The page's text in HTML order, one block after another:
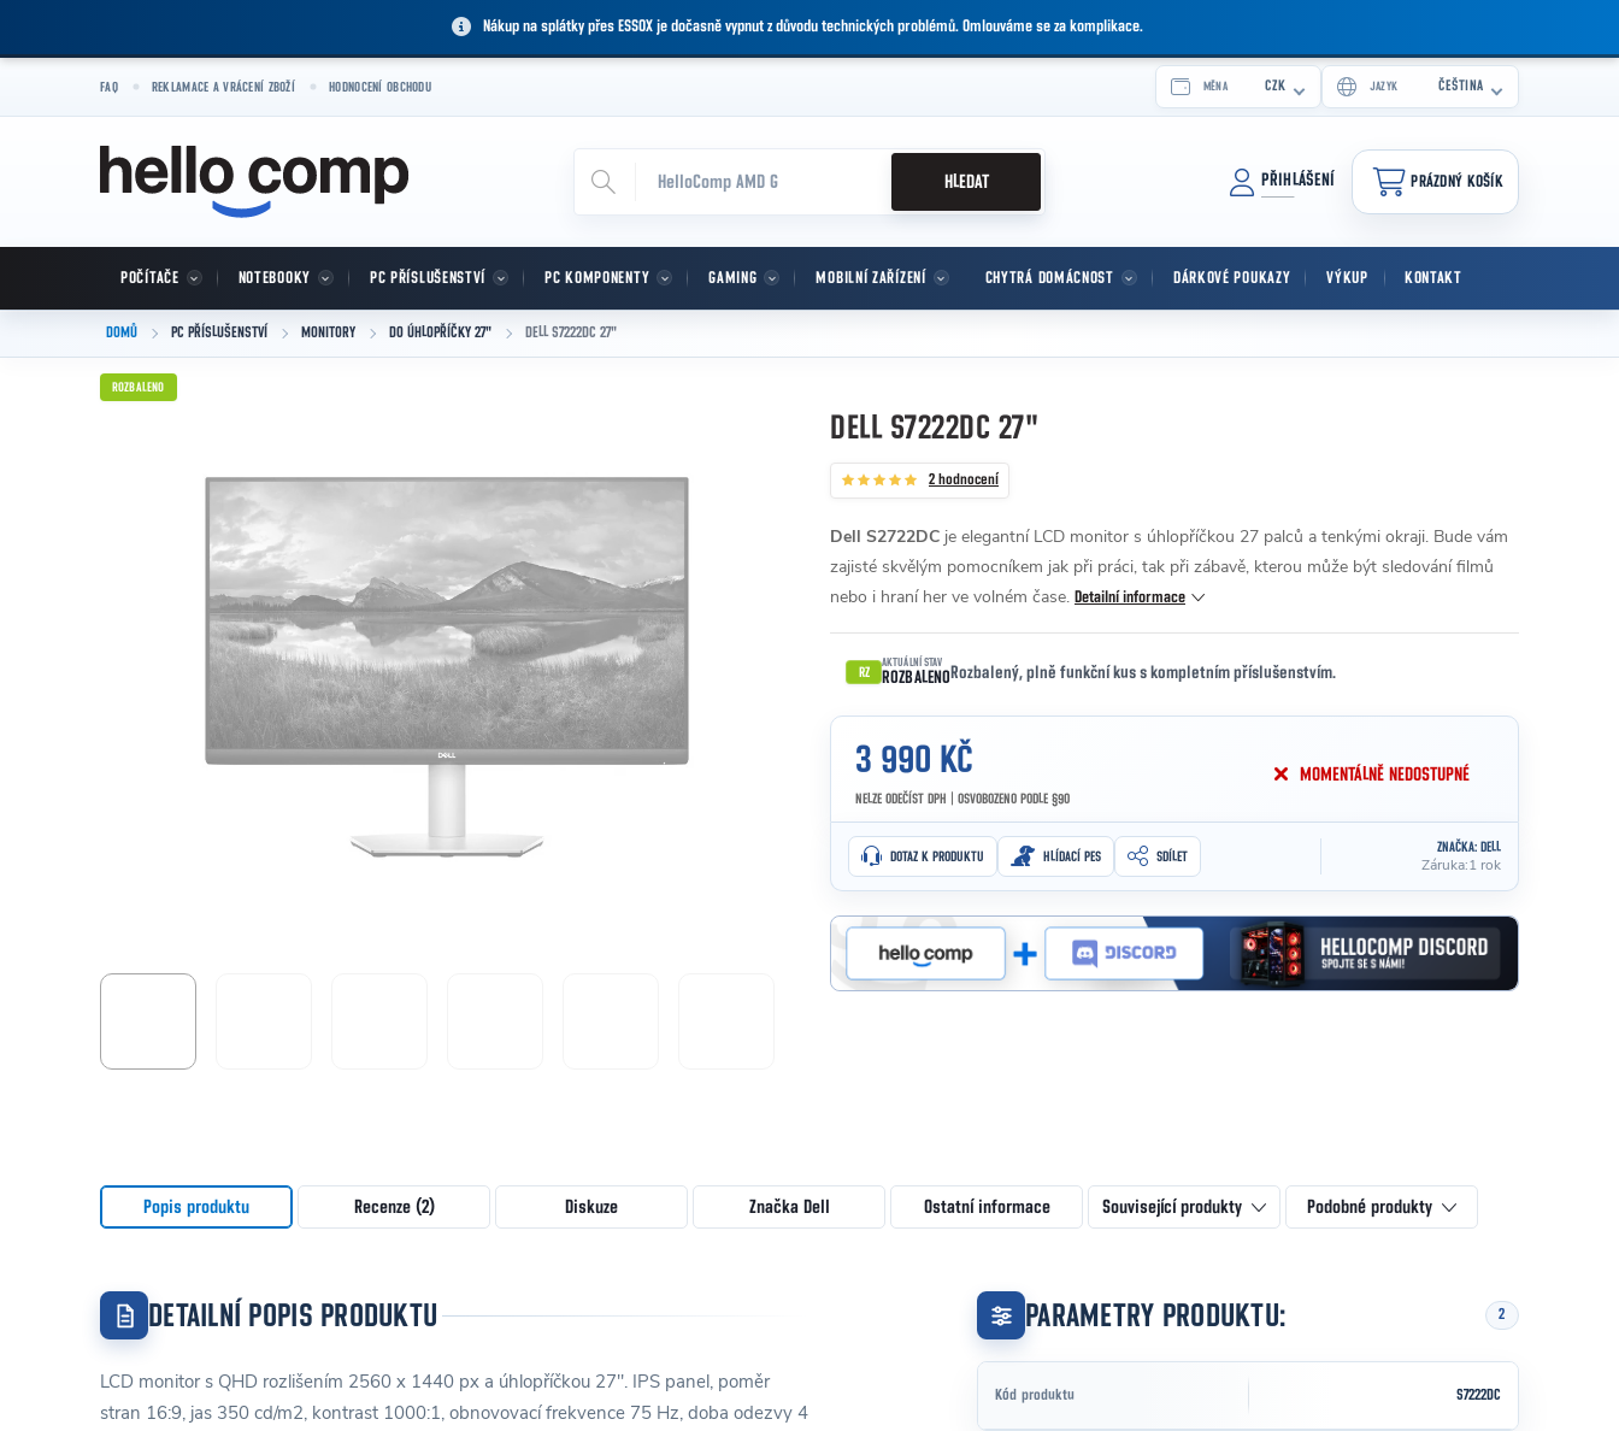
Nákup na splátky přes ESSOX je dočasně vypnut z důvodu technických problémů. Omlouváme se za komplikace.
FAQ REKLAMACE A VRÁCENÍ ZBOŽÍ HODNOCENÍ OBCHODU MĚNA CZK JAZYK ČEŠTINA
HLEDAT PŘIHLÁŠENÍ
NÁKUPNÍ KOŠÍK
PRÁZDNÝ KOŠÍK
POČÍTAČE NOTEBOOKY PC PŘÍSLUŠENSTVÍ PC KOMPONENTY GAMING MOBILNÍ ZAŘÍZENÍ CHYTRÁ DOMÁCNOST DÁRKOVÉ POUKAZY VÝKUP KONTAKT
DOMŮ PC PŘÍSLUŠENSTVÍ MONITORY DO ÚHLOPŘÍČKY 27" DELL S7222DC 27"
ROZBALENO
DELL S7222DC 27"
2 hodnocení
Dell S2722DC je elegantní LCD monitor s úhlopříčkou 27 palců a tenkými okraji. Bude vám
zajisté skvělým pomocníkem jak při práci, tak při zábavě, kterou může být sledování filmů
nebo i hraní her ve volném čase. Detailní informace
RZ
AKTUÁLNÍ STAV
ROZBALENORozbalený, plně funkční kus s kompletním příslušenstvím.
3 990 KČ
NELZE ODEČÍST DPH | OSVOBOZENO PODLE §90
Měrná cena:
MOMENTÁLNĚ NEDOSTUPNÉ
DOTAZ K PRODUKTU HLÍDACÍ PES SDÍLET
ZNAČKA: DELL
Záruka:1 rok
Popis produktu Recenze (2) Diskuze ZnačkaDell Ostatní informace Související produkty Podobné produkty
DETAILNÍ POPIS PRODUKTU
LCD monitor s QHD rozlišením 2560 x 1440 px a úhlopříčkou 27". IPS panel, poměr
stran 16:9, jas 350 cd/m2, kontrast 1000:1, obnovovací frekvence 75 Hz, doba odezvy 4
PARAMETRY PRODUKTU: 2
Kód produktu S7222DC